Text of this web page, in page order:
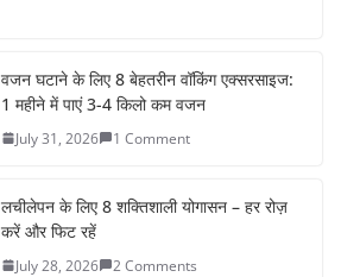
e
वजन घटाने के लिए 8 बेहतरीन वॉकिंग एक्सरसाइज:
1 महीने में पाएं 3-4 किलो कम वजन
July 31, 2026 1 Comment
लचीलेपन के लिए 8 शक्तिशाली योगासन – हर रोज़
करें और फिट रहें
July 28, 2026 2 Comments